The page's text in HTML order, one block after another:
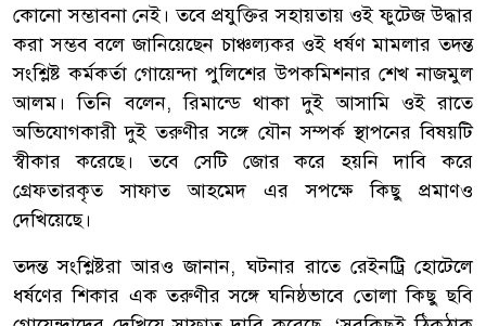
কোনো সম্ভাবনা নেই। তবে প্রযুক্তির সহায়তায় ওই ফুটেজ উদ্ধার
করা সম্ভব বলে জানিয়েছেন চাঞ্চল্যকর ওই ধর্ষণ মামলার তদন্ত
সংশ্লিষ্ট কর্মকর্তা গোয়েন্দা পুলিশের উপকমিশনার শেখ নাজমুল
আলম। তিনি বলেন, রিমান্ডে থাকা দুই আসামি ওই রাতে
অভিযোগকারী দুই তরুণীর সঙ্গে যৌন সম্পর্ক স্থাপনের বিষয়টি
স্বীকার করেছে। তবে সেটি জোর করে হয়নি দাবি করে
গ্রেফতারকৃত সাফাত আহমেদ এর সপক্ষে কিছু প্রমাণও
দেখিয়েছে।
তদন্ত সংশ্লিষ্টরা আরও জানান, ঘটনার রাতে রেইনট্রি হোটেলে
ধর্ষণের শিকার এক তরুণীর সঙ্গে ঘনিষ্ঠভাবে তোলা কিছু ছবি